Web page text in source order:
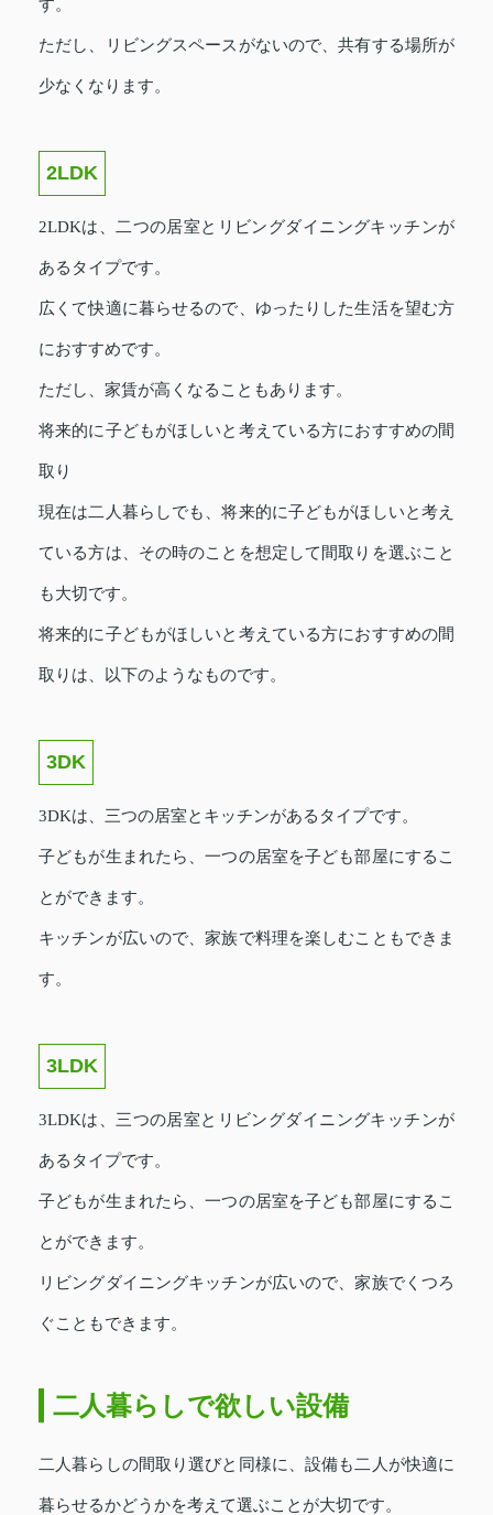
す。
ただし、リビングスペースがないので、共有する場所が
少なくなります。
2LDK
2LDKは、二つの居室とリビングダイニングキッチンが
あるタイプです。
広くて快適に暮らせるので、ゆったりした生活を望む方
におすすめです。
ただし、家賃が高くなることもあります。
将来的に子どもがほしいと考えている方におすすめの間
取り
現在は二人暮らしでも、将来的に子どもがほしいと考え
ている方は、その時のことを想定して間取りを選ぶこと
も大切です。
将来的に子どもがほしいと考えている方におすすめの間
取りは、以下のようなものです。
3DK
3DKは、三つの居室とキッチンがあるタイプです。
子どもが生まれたら、一つの居室を子ども部屋にするこ
とができます。
キッチンが広いので、家族で料理を楽しむこともできま
す。
3LDK
3LDKは、三つの居室とリビングダイニングキッチンが
あるタイプです。
子どもが生まれたら、一つの居室を子ども部屋にするこ
とができます。
リビングダイニングキッチンが広いので、家族でくつろ
ぐこともできます。
二人暮らしで欲しい設備
二人暮らしの間取り選びと同様に、設備も二人が快適に
暮らせるかどうかを考えて選ぶことが大切です。